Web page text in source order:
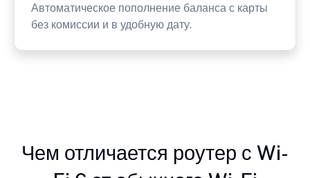
Автоматическое пополнение баланса с карты
без комиссии и в удобную дату.
Чем отличается роутер с Wi-